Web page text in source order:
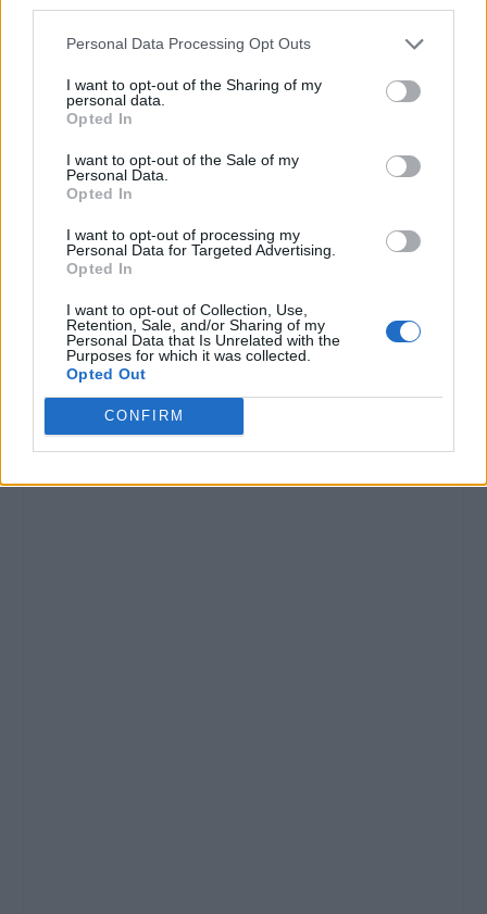
Personal Data Processing Opt Outs
I want to opt-out of the Sharing of my
personal data.
Opted In
I want to opt-out of the Sale of my
Personal Data.
Opted In
I want to opt-out of processing my
Personal Data for Targeted Advertising.
Opted In
I want to opt-out of Collection, Use,
Retention, Sale, and/or Sharing of my
Personal Data that Is Unrelated with the
Purposes for which it was collected.
Opted Out
CONFIRM
CONDIVIDERE:
VALUTARE: